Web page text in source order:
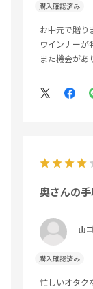
購入確認済み
お中元で贈り
ウインナーが
また機会があ
奥さんの
山
購入確認済み
忙しいオタク